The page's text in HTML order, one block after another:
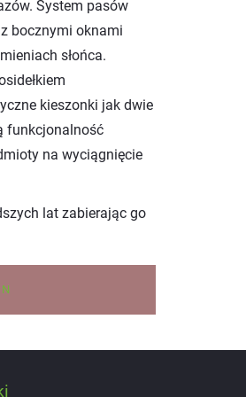
System pasów
bocznymi oknami
słońca.
kieszonki jak dwie
funkcjonalność
na wyciągnięcie
lat zabierając go